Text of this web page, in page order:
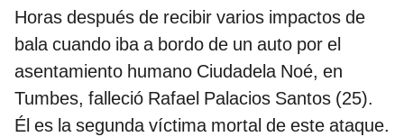
Horas después de recibir varios impactos de
bala cuando iba a bordo de un auto por el
asentamiento humano Ciudadela Noé, en
Tumbes, falleció Rafael Palacios Santos (25).
Él es la segunda víctima mortal de este ataque.